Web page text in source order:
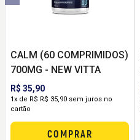
CALM (60 COMPRIMIDOS)
700MG - NEW VITTA
R$ 35,90
1x de R$ R$ 35,90 sem juros no
cartão
COMPRAR